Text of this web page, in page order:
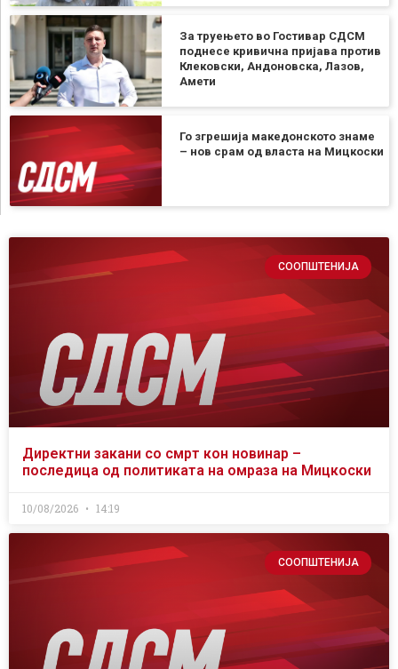
За труењето во Гостивар СДСМ
поднесе кривична пријава против
Клековски, Андоновска, Лазов,
Амети
Го згрешија македонското знаме
– нов срам од власта на Мицкоски
СООПШТЕНИЈА
Директни закани со смрт кон новинар –
последица од политиката на омраза на Мицкоски
10/08/2026 14:19
СООПШТЕНИЈА